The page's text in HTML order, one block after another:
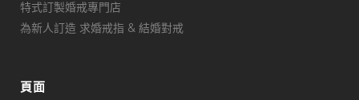
特式訂製婚戒專門店
為新人訂造 求婚戒指 & 結婚對戒
頁面